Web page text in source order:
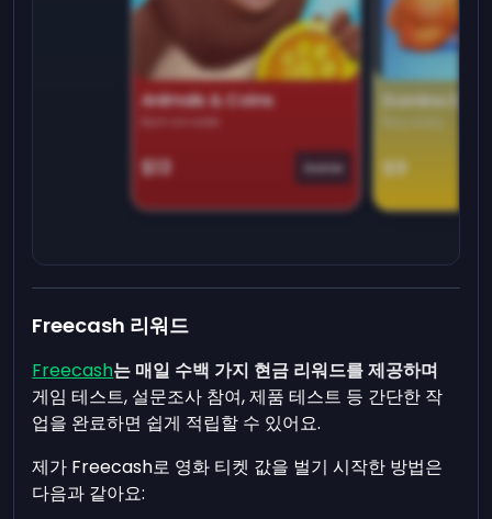
Animals & Coins
Earn on side
$13 Game
Domino
$9
Freecash 리워드
Freecash는 매일 수백 가지 현금 리워드를 제공하며
게임 테스트, 설문조사 참여, 제품 테스트 등 간단한 작
업을 완료하면 쉽게 적립할 수 있어요.
제가 Freecash로 영화 티켓 값을 벌기 시작한 방법은
다음과 같아요: